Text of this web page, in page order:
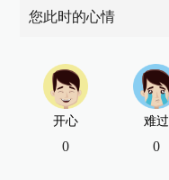
您此时的心情
开心
0
难过
0